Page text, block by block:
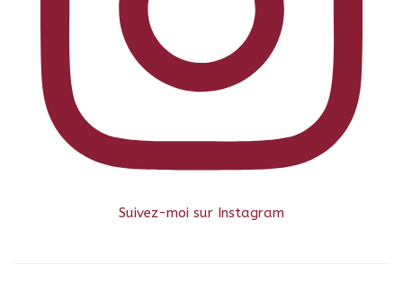
Suivez-moi sur Instagram